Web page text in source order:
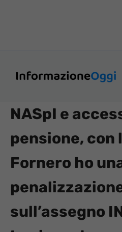
NASpI e
pensione, con
Fornero ho
sull’assegno